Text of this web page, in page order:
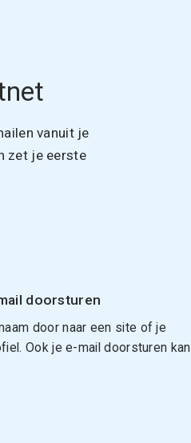
vanuit je
zet je eerste
doorsturen
door naar een site of je
Ook je e-mail doorsturen kan